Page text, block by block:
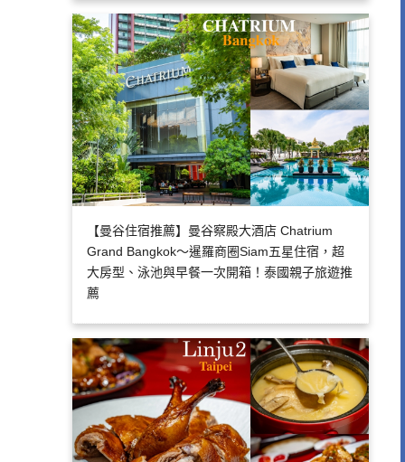
【曼谷住宿推薦】曼谷察殿大酒店 Chatrium
Grand Bangkok～暹羅商圈Siam五星住宿，超
大房型、泳池與早餐一次開箱！泰國親子旅遊推
薦